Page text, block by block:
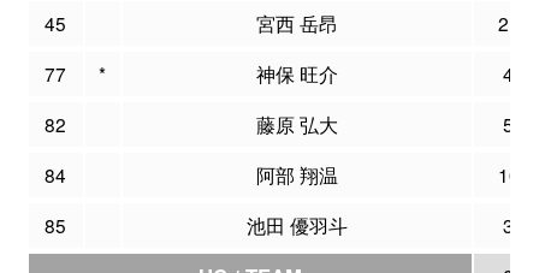
45
宮西 岳昂
21
77
* 神保 旺介
4
82
藤原 弘大
5
84
阿部 翔温
10
85
池田 優羽斗 3